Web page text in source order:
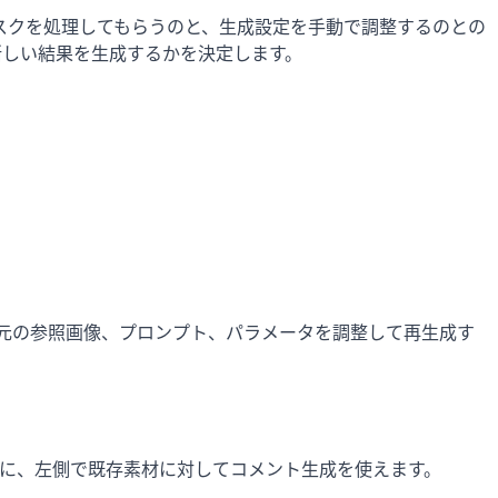
を処理してもらうのと、生成設定を手動で調整するのとの
い結果を生成するかを決定します。
参照画像、プロンプト、パラメータを調整して再生成す
左側で既存素材に対してコメント生成を使えます。